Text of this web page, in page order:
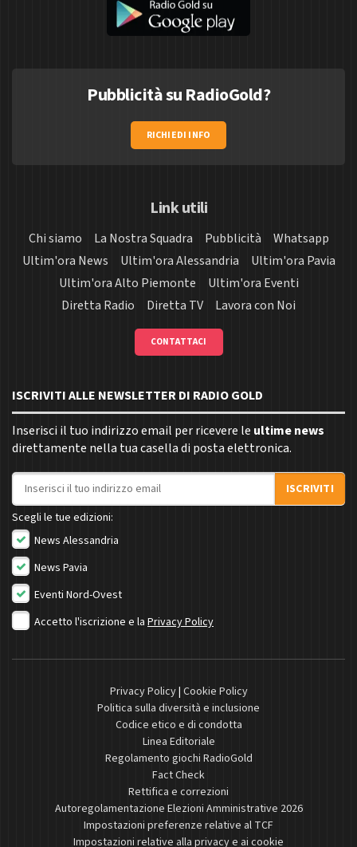
Pubblicità su RadioGold?
RICHIEDI INFO
Link utili
Chi siamo La Nostra Squadra Pubblicità
Whatsapp
Ultim'ora News
Ultim'ora Alessandria
Ultim'ora Pavia
Ultim'ora Alto Piemonte
Ultim'ora Eventi
Diretta Radio
Diretta TV Lavora con Noi
CONTATTACI
ISCRIVITI ALLE NEWSLETTER DI RADIO GOLD
Inserisci il tuo indirizzo email per ricevere le ultime news
direttamente nella tua casella di posta elettronica.
Indirizzo email
ISCRIVITI
Scegli le tue edizioni:
News Alessandria
News Pavia
Eventi Nord-Ovest
Accetto l'iscrizione e la Privacy Policy
Privacy Policy| Cookie Policy
Politica sulla diversità e inclusione
Codice etico e di condotta
Linea Editoriale
Regolamento giochi RadioGold
Fact Check
Rettifica e correzioni
Autoregolamentazione Elezioni Amministrative 2026
Impostazioni preferenze relative al TCF
Impostazioni relative alla privacy e ai cookie